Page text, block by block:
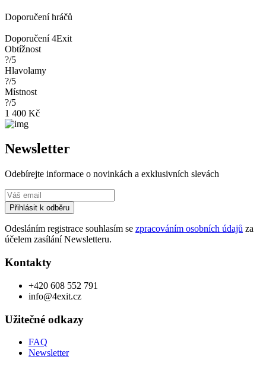
Doporučení hráčů
Doporučení 4Exit
Obtížnost
?/5
Hlavolamy
?/5
Místnost
?/5
1 400 Kč
Newsletter
Odebírejte informace o novinkách a exklusivních slevách
Přihlásit k odběru
Odesláním registrace souhlasím se zpracováním osobních údajů za
účelem zasílání Newsletteru.
Kontakty
+420 608 552 791
info@4exit.cz
Užitečné odkazy
FAQ
Newsletter